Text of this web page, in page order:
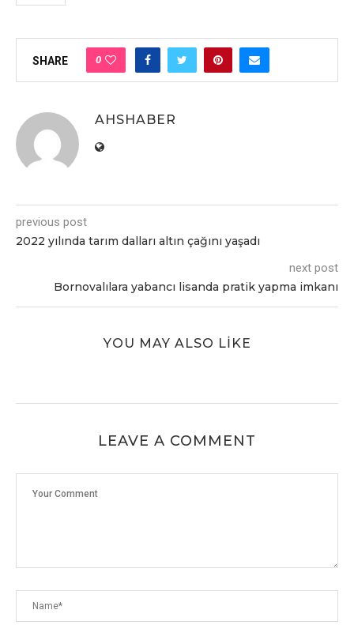
SHARE 0
AHSHABER
previous post
2022 yılında tarım dalları altın çağını yaşadı
next post
Bornovalılara yabancı lisanda pratik yapma imkanı
YOU MAY ALSO LIKE
LEAVE A COMMENT